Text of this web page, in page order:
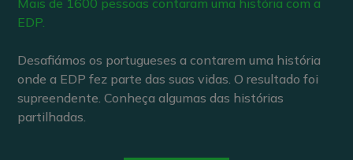
Mais de 1600 pessoas contaram uma história com a
EDP.
Desafiámos os portugueses a contarem uma história
onde a EDP fez parte das suas vidas. O resultado foi
supreendente. Conheça algumas das histórias
partilhadas.